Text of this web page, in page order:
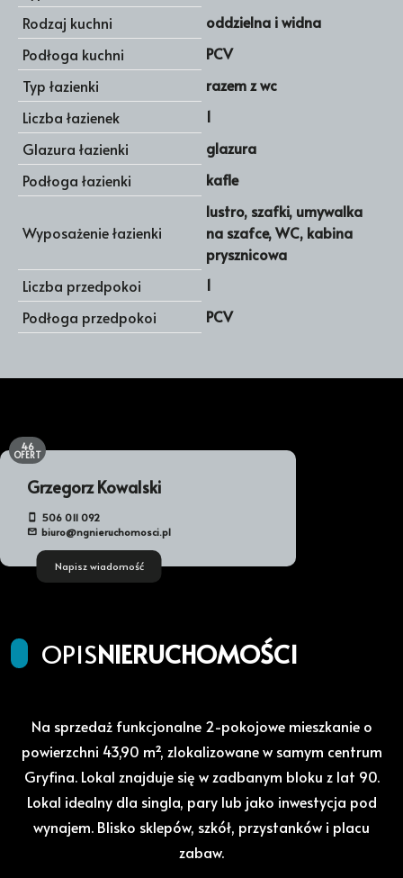
Rodzaj kuchni
oddzielna i widna
Podłoga kuchni
PCV
Typ łazienki
razem z wc
Liczba łazienek
1
Glazura łazienki
glazura
Podłoga łazienki
kafle
Wyposażenie łazienki
lustro, szafki, umywalka
na szafce, WC, kabina
prysznicowa
Liczba przedpokoi
1
Podłoga przedpokoi
PCV
Grzegorz Kowalski
506 011 092
biuro@ngnieruchomosci.pl
Napisz wiadomość
46
OFERT
OPISNIERUCHOMOŚCI
Na sprzedaż funkcjonalne 2-pokojowe mieszkanie o
powierzchni 43,90 m², zlokalizowane w samym centrum
Gryfina. Lokal znajduje się w zadbanym bloku z lat 90.
Lokal idealny dla singla, pary lub jako inwestycja pod
wynajem. Blisko sklepów, szkół, przystanków i placu
zabaw.